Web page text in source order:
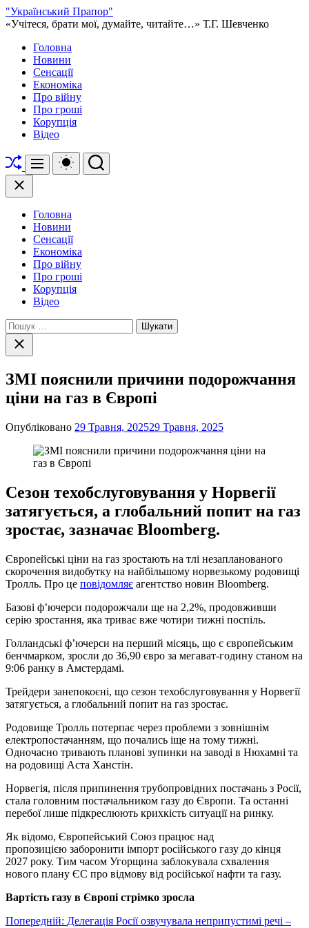
Перейти
до
"Український Прапор"
«Учітеся, брати мої, думайте, читайте…» Т.Г. Шевченко
Головна
Новини
Сенсації
Економіка
Про війну
Про гроші
Корупція
Відео
Перетасувати
Меню
Перемикач
кольорового
Пошук
Закрити
Головна
Новини
Сенсації
Економіка
Про війну
Про гроші
Корупція
Відео
Пошук:
Закрити
пошук
ЗМІ пояснили причини подорожчання
ціни на газ в Європі
Опубліковано 29 Травня, 202529 Травня, 2025
Сезон техобслуговування у Норвегії
затягується, а глобальний попит на газ
зростає, зазначає Bloomberg.
Європейські ціни на газ зростають на тлі незапланованого
скорочення видобутку на найбільшому норвезькому родовищі
Тролль. Про це повідомляє агентство новин Bloomberg.
Базові ф’ючерси подорожчали ще на 2,2%, продовживши
серію зростання, яка триває вже чотири тижні поспіль.
Голландські ф’ючерси на перший місяць, що є європейським
бенчмарком, зросли до 36,90 євро за мегават-годину станом на
9:06 ранку в Амстердамі.
Трейдери занепокоєні, що сезон техобслуговування у Норвегії
затягується, а глобальний попит на газ зростає.
Родовище Тролль потерпає через проблеми з зовнішнім
електропостачанням, що почались іще на тому тижні.
Одночасно тривають планові зупинки на заводі в Нюхамні та
на родовищі Аста Ханстін.
Норвегія, після припинення трубопровідних постачань з Росії,
стала головним постачальником газу до Європи. Та останні
перебої лише підкреслюють крихкість ситуації на ринку.
Як відомо, Європейський Союз працює над
пропозицією заборонити імпорт російського газу до кінця
2027 року. Тим часом Угорщина заблокувала схвалення
нового плану ЄС про відмову від російської нафти та газу.
Вартість газу в Європі стрімко зросла
Навігація
Попередній: Делегація Росії озвучувала неприпустимі речі –